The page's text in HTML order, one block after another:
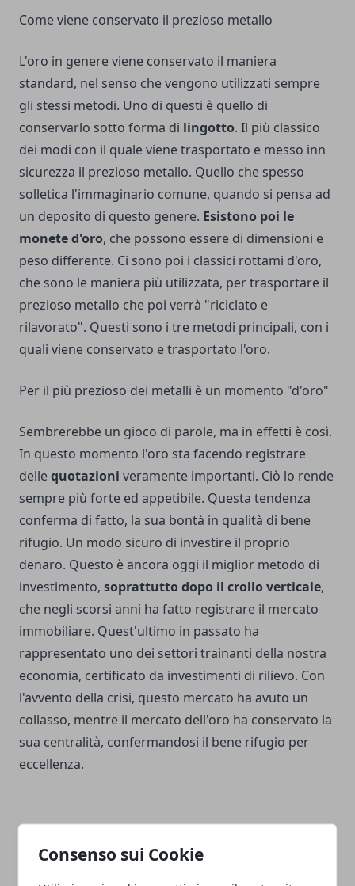
Consenso sui Cookie
Come viene conservato il prezioso metallo
L'oro in genere viene conservato il maniera
standard, nel senso che vengono utilizzati sempre
gli stessi metodi. Uno di questi è quello di
conservarlo sotto forma di lingotto. Il più classico
dei modi con il quale viene trasportato e messo inn
sicurezza il prezioso metallo. Quello che spesso
solletica l'immaginario comune, quando si pensa ad
un deposito di questo genere. Esistono poi le
monete d'oro, che possono essere di dimensioni e
peso differente. Ci sono poi i classici rottami d'oro,
che sono le maniera più utilizzata, per trasportare il
prezioso metallo che poi verrà "riciclato e
rilavorato". Questi sono i tre metodi principali, con i
quali viene conservato e trasportato l'oro.
Per il più prezioso dei metalli è un momento "d'oro"
Sembrerebbe un gioco di parole, ma in effetti è così.
In questo momento l'oro sta facendo registrare
dellequotazioni veramente importanti. Ciò lo rende
sempre più forte ed appetibile. Questa tendenza
conferma di fatto, la sua bontà in qualità di bene
rifugio. Un modo sicuro di investire il proprio
denaro. Questo è ancora oggi il miglior metodo di
investimento, soprattutto dopo il crollo verticale,
che negli scorsi anni ha fatto registrare il mercato
immobiliare. Quest'ultimo in passato ha
rappresentato uno dei settori trainanti della nostra
economia, certificato da investimenti di rilievo. Con
l'avvento della crisi, questo mercato ha avuto un
collasso, mentre il mercato dell'oro ha conservato la
sua centralità, confermandosi il bene rifugio per
eccellenza.